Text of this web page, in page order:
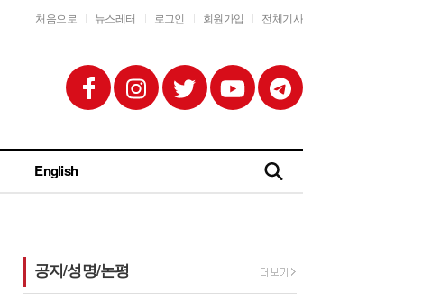
처음으로 뉴스레터 로그인 회원가입 전체기사
English
공지/성명/논평